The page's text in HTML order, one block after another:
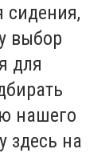
сидения,
выбор
для
нашего
здесь на